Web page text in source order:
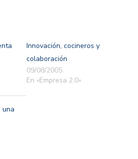
Innovación, cocineros y
colaboración
09/08/2005
En «Empresa 2.0»
una